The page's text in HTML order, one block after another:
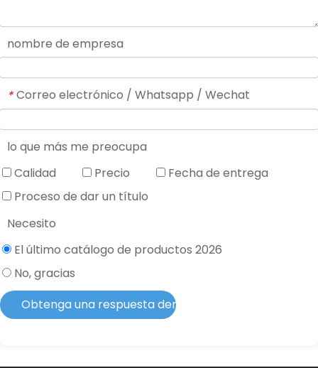
nombre de empresa
* Correo electrónico / Whatsapp / Wechat
lo que más me preocupa
Calidad
Precio
Fecha de entrega
Proceso de dar un título
Necesito
El último catálogo de productos 2026
No, gracias
Obtenga una respuesta dentro de 2 horas